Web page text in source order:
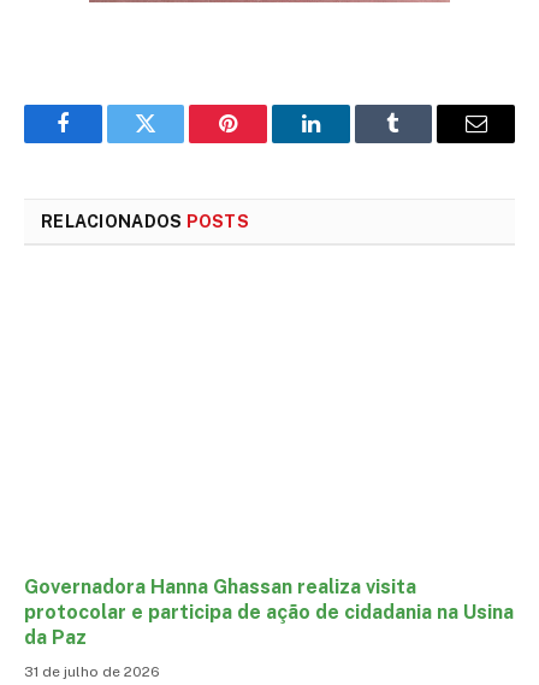
FacebookTwitter Pinterest LinkedInTumblr
E-
RELACIONADOS POSTS
Governadora Hanna Ghassan realiza visita
protocolar e participa de ação de cidadania na Usina
da Paz
31 de julho de 2026